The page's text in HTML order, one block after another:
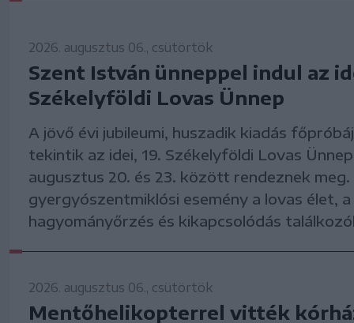
2026. augusztus 06., csütörtök
Szent István ünneppel indul az
Székelyföldi Lovas Ünnep
A jövő évi jubileumi, huszadik kiadás
tekintik az idei, 19. Székelyföldi Lovas
augusztus 20. és 23. között rendeznek meg.
gyergyószentmiklósi esemény a lovas élet, a
hagyományőrzés és kikapcsolódás
2026. augusztus 06., csütörtök
Mentőhelikopterrel vitték